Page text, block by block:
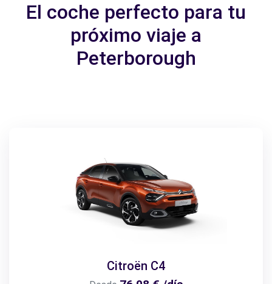
El coche perfecto para tu
próximo viaje a
Peterborough
Citroën C4